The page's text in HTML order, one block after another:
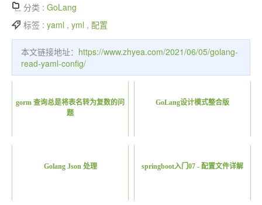
分类 : GoLang
标签 : yaml , yml , 配置
本文链接地址： https://www.zhyea.com/2021/06/05/golang-
read-yaml-config/
gorm 查询总是将表名转为复数的问
题
GoLang设计模式整合版
Golang Json 处理 springboot入门07 - 配置文件详解